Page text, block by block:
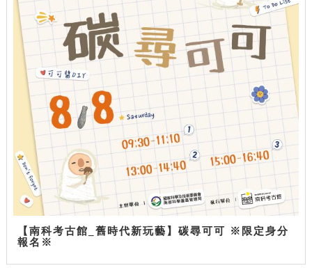
【南科考古館_舊時代新玩藝】碳尋可可 ※限定身分
報名※